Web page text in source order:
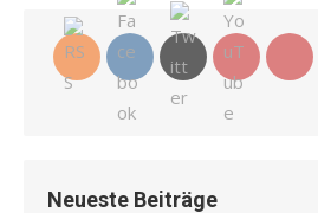
Neueste Beiträge